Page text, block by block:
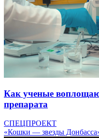
Как ученые
препарата
СПЕЦПРОЕКТ
«Кошки — звезды